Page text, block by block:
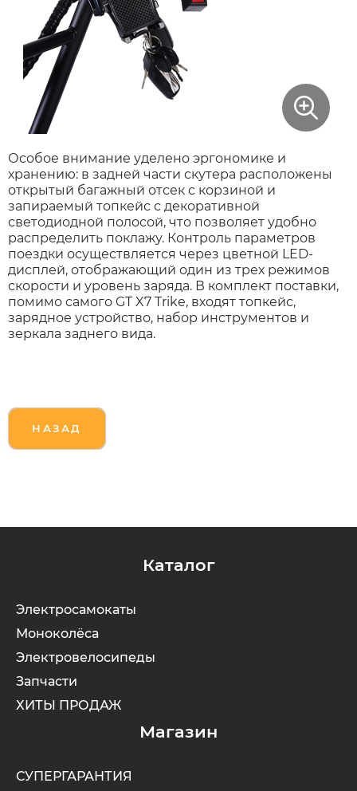
Особое внимание уделено эргономике и
хранению: в задней части скутера расположены
открытый багажный отсек с корзиной и
запираемый топкейс с декоративной
светодиодной полосой, что позволяет удобно
распределить поклажу. Контроль параметров
поездки осуществляется через цветной LED-
дисплей, отображающий один из трех режимов
скорости и уровень заряда. В комплект поставки,
помимо самого GT X7 Trike, входят топкейс,
зарядное устройство, набор инструментов и
зеркала заднего вида.
НАЗАД
Каталог
Электросамокаты
Моноколёса
Электровелосипеды
Запчасти
ХИТЫ ПРОДАЖ
Магазин
СУПЕРГАРАНТИЯ